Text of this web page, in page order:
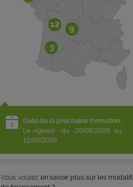
3
9
12
Date de la prochaine formation :
le vigeant - du 20/08/2026 au
11/09/2026
Vous voulezen savoir plus sur les